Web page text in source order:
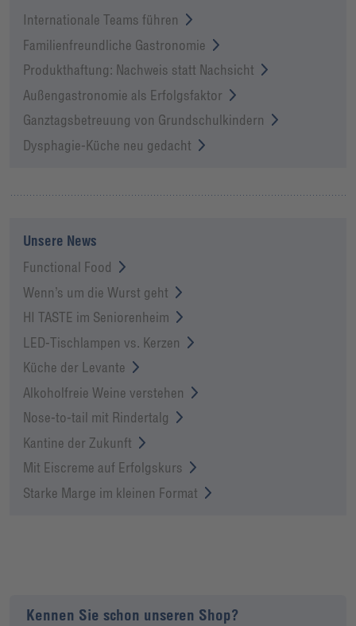
Internationale Teams führen
Familienfreundliche Gastronomie
Produkthaftung: Nachweis statt Nachsicht
Außengastronomie als Erfolgsfaktor
Ganztagsbetreuung von Grundschulkindern
Dysphagie-Küche neu gedacht
Unsere News
Functional Food
Wenn’s um die Wurst geht
HI TASTE im Seniorenheim
LED-Tischlampen vs. Kerzen
Küche der Levante
Alkoholfreie Weine verstehen
Nose-to-tail mit Rindertalg
Kantine der Zukunft
Mit Eiscreme auf Erfolgskurs
Starke Marge im kleinen Format
Kennen Sie schon unseren Shop?